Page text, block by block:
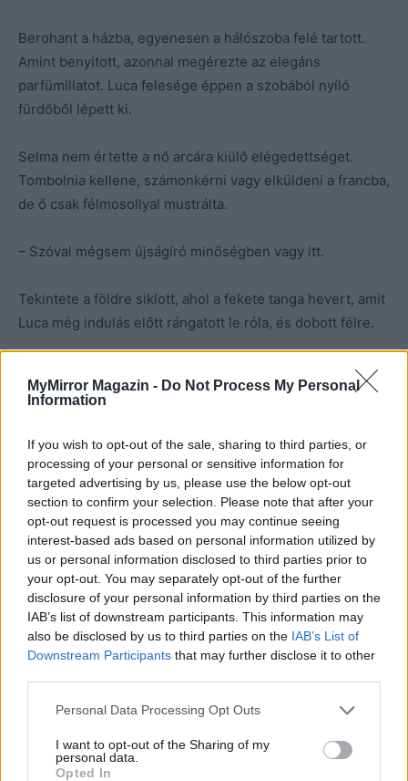
MyMirror Magazin - Do Not Process My Personal
Information
If you wish to opt-out of the sale, sharing to third parties, or
processing of your personal or sensitive information for
targeted advertising by us, please use the below opt-out
section to confirm your selection. Please note that after your
opt-out request is processed you may continue seeing
interest-based ads based on personal information utilized by
us or personal information disclosed to third parties prior to
your opt-out. You may separately opt-out of the further
disclosure of your personal information by third parties on the
IAB’s list of downstream participants. This information may
also be disclosed by us to third parties on the IAB’s List of
Downstream Participants that may further disclose it to other
Personal Data Processing Opt Outs
I want to opt-out of the Sharing of my
personal data.
Opted In
Berohant a házba, egyenesen a hálószoba felé tartott.
Amint benyitott, azonnal megérezte az elegáns
parfümillatot. Luca felesége éppen a szobából nyíló
fürdőből lépett ki.
Selma nem értette a nő arcára kiülő elégedettséget.
Tombolnia kellene, számonkérni vagy elküldeni a francba,
de ő csak félmosollyal mustrálta.
– Szóval mégsem újságíró minőségben vagy itt.
Tekintete a földre siklott, ahol a fekete tanga hevert, amit
Luca még indulás előtt rángatott le róla, és dobott félre.
Selma még soha életében nem érzett ekkora szégyent.
Fotó: a szerző sajátja